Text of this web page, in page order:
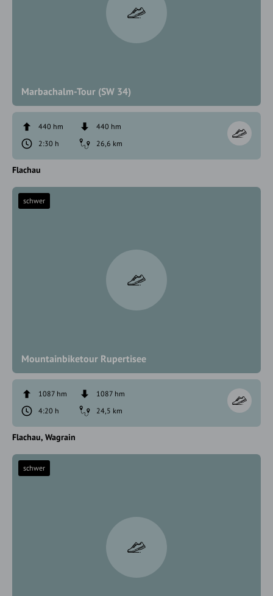
Marbachalm-Tour (SW 34)
440 hm
440 hm
2:30 h
26,6 km
Flachau
Mountainbiketour Rupertisee
schwer
1087 hm
1087 hm
4:20 h
24,5 km
Flachau Wagrain
schwer